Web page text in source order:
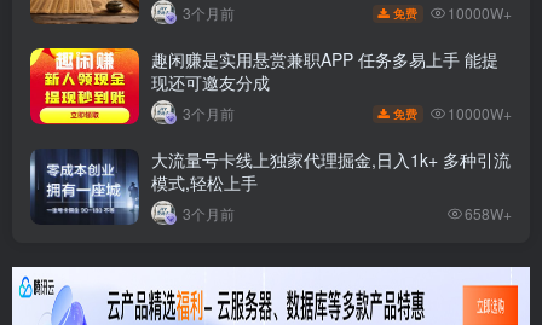
3个月前 免费 10000W+
趣闲赚是实用悬赏兼职APP 任务多易上手 能提
现还可邀友分成
3个月前 免费 10000W+
大流量号卡线上独家代理掘金,日入1k+ 多种引流
模式,轻松上手
3个月前 658W+